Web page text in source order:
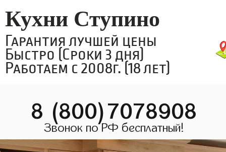
Кухни Ступино
Гарантия лучшей цены
Быстро (Сроки 3 дня)
Работаем с 2008г. (18 лет)
8 (800)7078908
Звонок по РФ бесплатный!